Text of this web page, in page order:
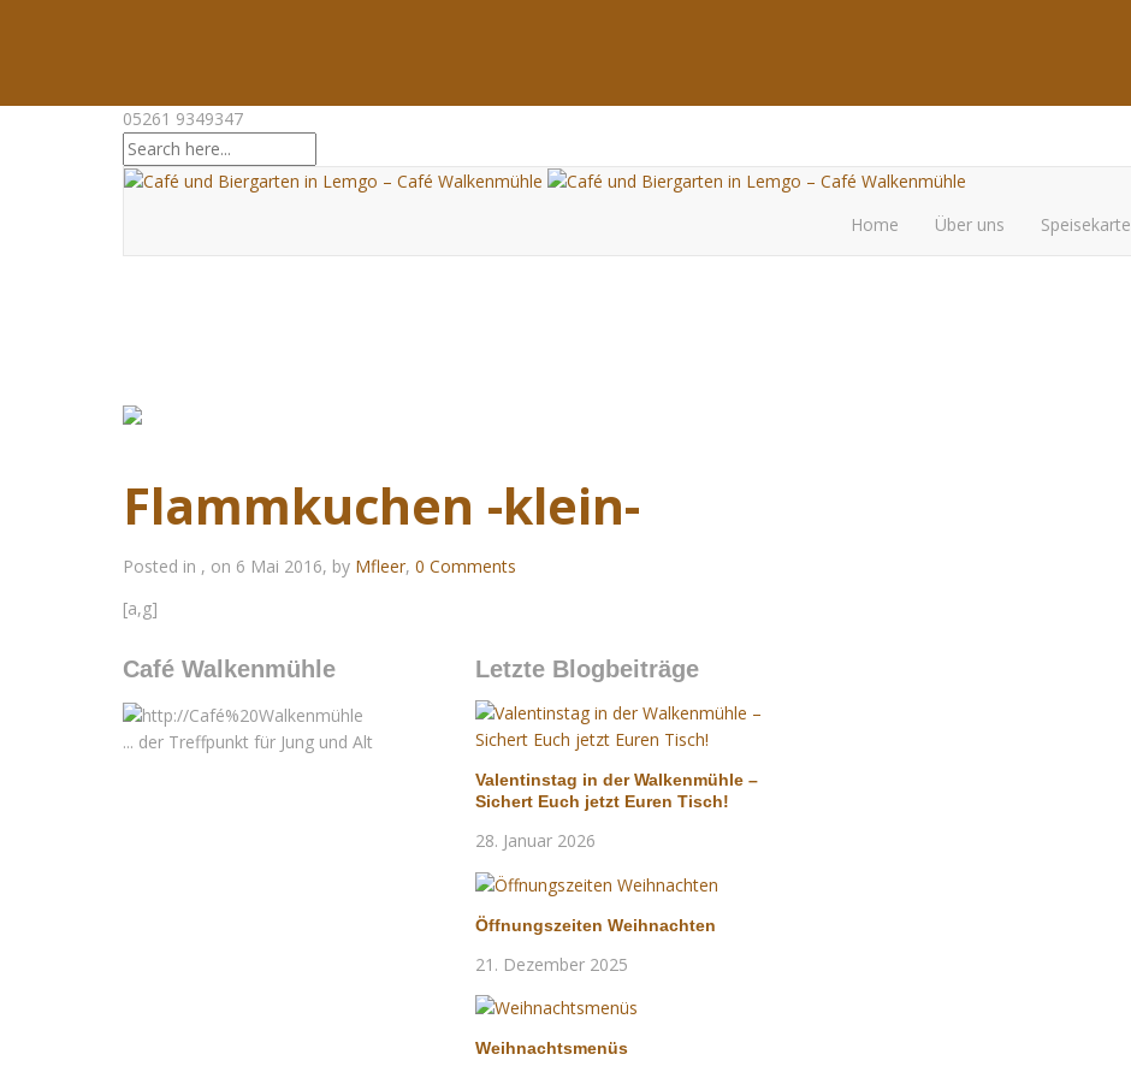
05261 9349347
Home Über uns Speisekarte
Flammkuchen -klein-
Posted in , on 6 Mai 2016, by Mfleer, 0 Comments
[a,g]
Café Walkenmühle
... der Treffpunkt für Jung und Alt
Letzte Blogbeiträge
Valentinstag in der Walkenmühle –
Sichert Euch jetzt Euren Tisch!
28. Januar 2026
Öffnungszeiten Weihnachten
21. Dezember 2025
Weihnachtsmenüs